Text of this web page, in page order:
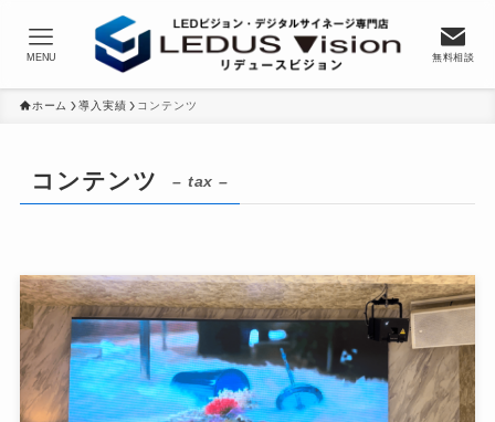
無料相談
MENU
ホーム 導入実績 コンテンツ
コンテンツ – tax –